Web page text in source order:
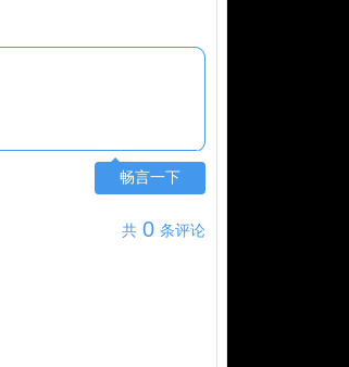
畅言一下
共 0 条评论